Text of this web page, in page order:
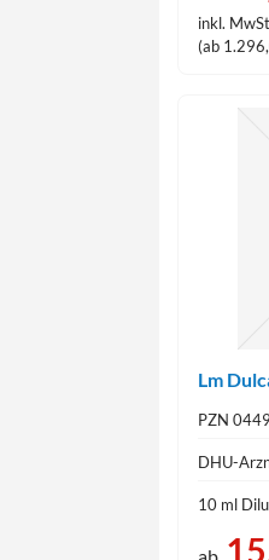
inkl.
(ab
Lm
PZN
DHU-
10 ml